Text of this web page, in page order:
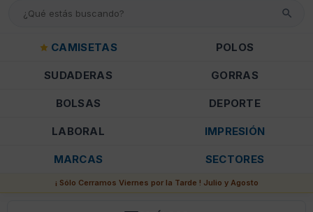
CAMISETAS POLOS
SUDADERAS GORRAS
BOLSAS DEPORTE
LABORAL IMPRESIÓN
MARCAS SECTORES
¡ Sólo Cerramos Viernes por la Tarde ! Julio y Agosto